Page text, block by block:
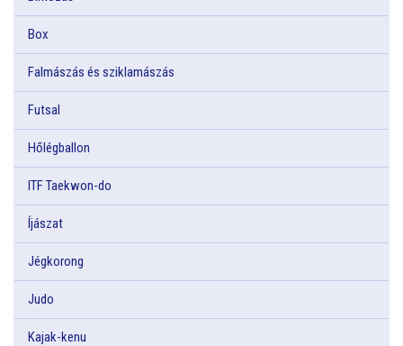
Box
Falmászás és sziklamászás
Futsal
Hőlégballon
ITF Taekwon-do
Íjászat
Jégkorong
Judo
Kajak-kenu